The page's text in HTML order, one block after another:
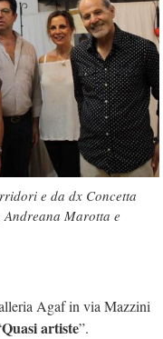
e da dx Concetta
Andreana Marotta e
Agaf in via Mazzini
Quasi artiste”.